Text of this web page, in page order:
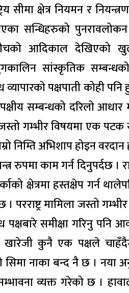
सीमा क्षेत्र नियमन र
सन्धिहरुको
आदिकाल देखिएको
सांस्कृतिक
पक्षपाती कोही
सम्बन्धको दरिलो
गम्भीर विषयमा एक पटक
अभिशाप होइन वरदान
रुपमा काम गर्न दिनुपर्दछ
क्षेत्रमा हस्तक्षेप गर्न
मामिला जस्तो
पक्षबारे समीक्षा गरिनु
खारेजी कुनै एक पक्षले
नाका बन्द नै छ । नया
व्यक्त गरेको छ ।